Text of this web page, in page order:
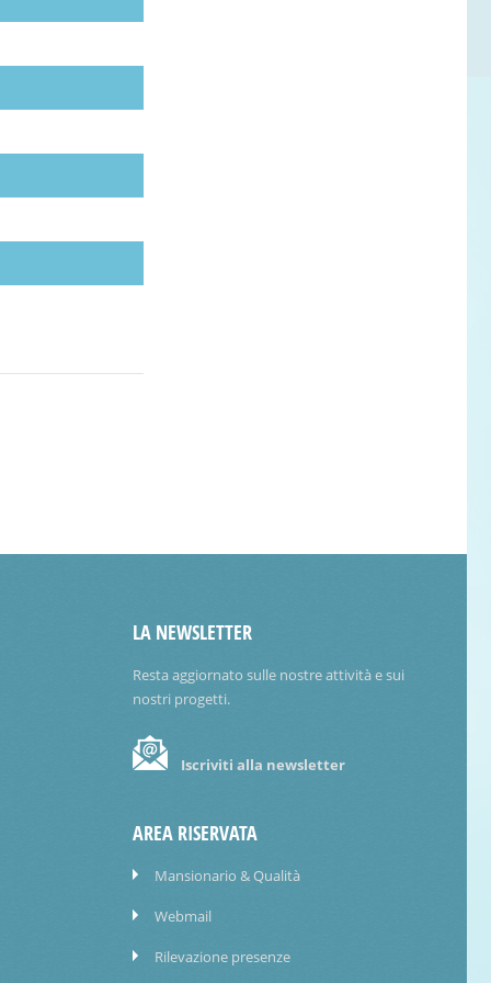
LA NEWSLETTER
Resta aggiornato sulle nostre attività e sui
nostri progetti.
Iscriviti alla newsletter
AREA RISERVATA
Mansionario & Qualità
Webmail
Rilevazione presenze